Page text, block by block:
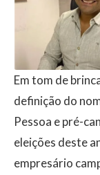
Em tom de
definição do
Pessoa e pré-
eleições deste
empresário